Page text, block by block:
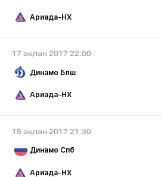
Ариада-НХ
17 ақпан 2017 22:00
Динамо Блш
Ариада-НХ
15 ақпан 2017 21:30
Динамо Спб
Ариада-НХ